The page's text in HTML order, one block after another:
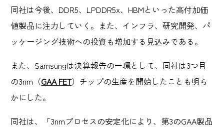
同社は今後、DDR5、LPDDR5x、HBMといった高付加価
値製品に注力していく。また、インフラ、研究開発、パ
ッケージング技術への投資も増加する見込みである。
また、Samsungは決算報告の一環として、同社は3つ目
の3nm（GAA FET）チップの生産を開始したことも明ら
かにした。
同社は、「3nmプロセスの安定化により、第3のGAA製品